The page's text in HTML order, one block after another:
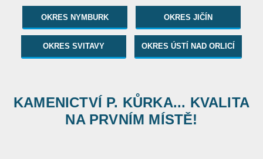
OKRES NYMBURK OKRES JIČÍN
OKRES SVITAVY OKRES ÚSTÍ NAD ORLICÍ
KAMENICTVÍ P. KŮRKA... KVALITA
NA PRVNÍM MÍSTĚ!